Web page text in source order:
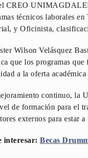
CREO
técnicos laborales
y Oficinista,
Wilson Velásquez
que los programas
a la oferta
continuo, la
de formación para el
externos para estar
interesar: Becas